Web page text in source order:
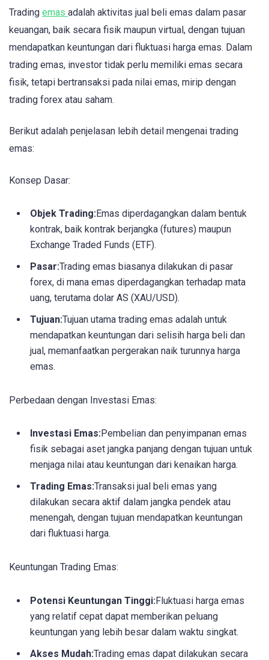
Trading emas adalah aktivitas jual beli emas dalam pasar
keuangan, baik secara fisik maupun virtual, dengan tujuan
mendapatkan keuntungan dari fluktuasi harga emas. Dalam
trading emas, investor tidak perlu memiliki emas secara
fisik, tetapi bertransaksi pada nilai emas, mirip dengan
trading forex atau saham.
Berikut adalah penjelasan lebih detail mengenai trading
emas:
Konsep Dasar:
Objek Trading:Emas diperdagangkan dalam bentuk
kontrak, baik kontrak berjangka (futures) maupun
Exchange Traded Funds (ETF).
Pasar:Trading emas biasanya dilakukan di pasar
forex, di mana emas diperdagangkan terhadap mata
uang, terutama dolar AS (XAU/USD).
Tujuan:Tujuan utama trading emas adalah untuk
mendapatkan keuntungan dari selisih harga beli dan
jual, memanfaatkan pergerakan naik turunnya harga
emas.
Perbedaan dengan Investasi Emas:
Investasi Emas:Pembelian dan penyimpanan emas
fisik sebagai aset jangka panjang dengan tujuan untuk
menjaga nilai atau keuntungan dari kenaikan harga.
Trading Emas:Transaksi jual beli emas yang
dilakukan secara aktif dalam jangka pendek atau
menengah, dengan tujuan mendapatkan keuntungan
dari fluktuasi harga.
Keuntungan Trading Emas:
Potensi Keuntungan Tinggi:Fluktuasi harga emas
yang relatif cepat dapat memberikan peluang
keuntungan yang lebih besar dalam waktu singkat.
Akses Mudah:Trading emas dapat dilakukan secara